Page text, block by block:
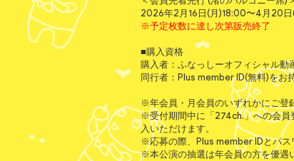
2026年2月16日(月)18:00〜4月20日
※予定枚数に達し次第販売終了
■購入資格
購入者：ふなっしーオフィシャル
同行者：Plus member ID(無料)をお
※年会員・月会員のいずれかにご登
※受付期間中に「274ch.」への会員
入いただけます。
※応募の際、Plus member IDとパス
※本公演の抽選は年会員の方を優遇